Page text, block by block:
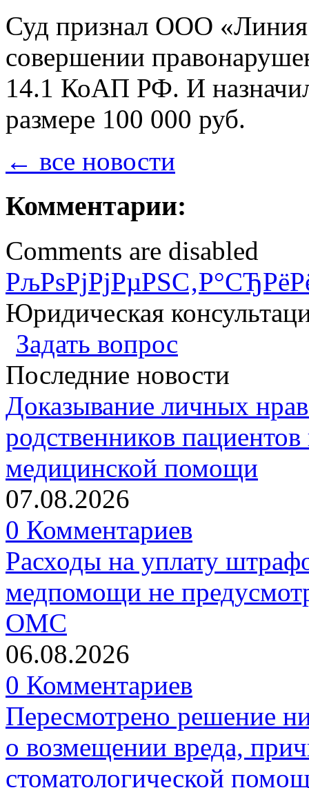
Суд признал ООО
совершении
14.1 КоАП РФ. И
размере 100 000 руб.
← все новости
Комментарии:
Comments are disabled
Юридическая
Задать вопрос
Последние новости
Доказывание личных
родственников
медицинской помощи
07.08.2026
0 Комментариев
Расходы на уплату
медпомощи не
ОМС
06.08.2026
0 Комментариев
Пересмотрено решение
о возмещении вреда,
стоматологической